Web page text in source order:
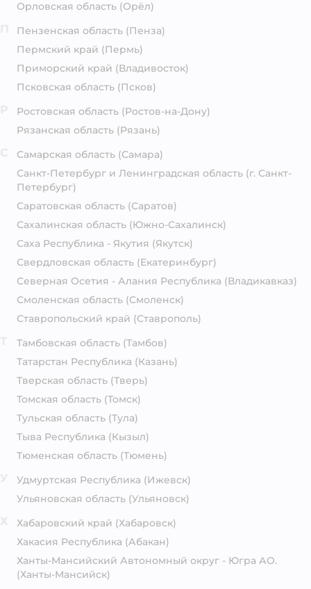
Орловская область (Орёл)
Пензенская область (Пенза)
Пермский край (Пермь)
Приморский край (Владивосток)
Псковская область (Псков)
Ростовская область (Ростов-на-Дону)
Рязанская область (Рязань)
Самарская область (Самара)
Санкт-Петербург и Ленинградская область (г. Санкт-
Петербург)
Саратовская область (Саратов)
Сахалинская область (Южно-Сахалинск)
Саха Республика - Якутия (Якутск)
Свердловская область (Екатеринбург)
Северная Осетия - Алания Республика (Владикавказ)
Смоленская область (Смоленск)
Ставропольский край (Ставрополь)
Тамбовская область (Тамбов)
Татарстан Республика (Казань)
Тверская область (Тверь)
Томская область (Томск)
Тульская область (Тула)
Тыва Республика (Кызыл)
Тюменская область (Тюмень)
Удмуртская Республика (Ижевск)
Ульяновская область (Ульяновск)
Хабаровский край (Хабаровск)
Хакасия Республика (Абакан)
Ханты-Мансийский Автономный округ - Югра АО.
(Ханты-Мансийск)